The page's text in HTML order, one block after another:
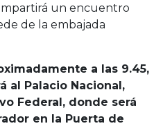
un encuentro
de la embajada
a las 9.45,
al Palacio Nacional,
Federal, donde será
en la Puerta de